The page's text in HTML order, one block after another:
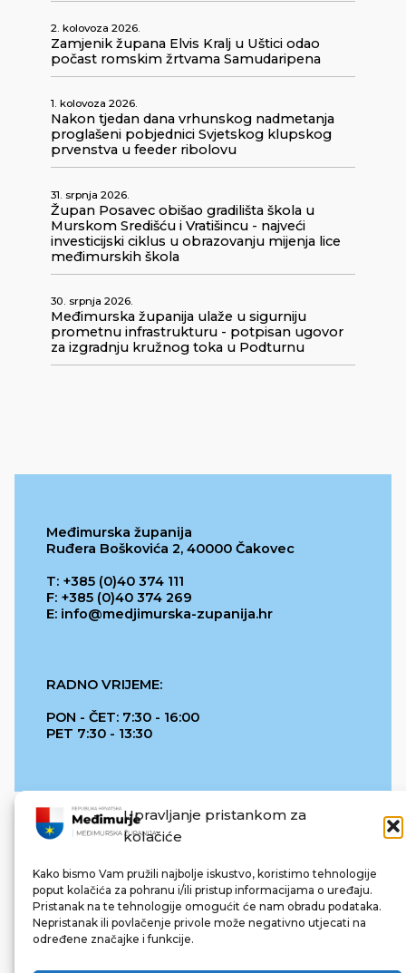
Upravljanje pristankom za
kolačiće
Kako bismo Vam pružili najbolje iskustvo, koristimo tehnologije
poput kolačića za pohranu i/ili pristup informacijama o uređaju.
Pristanak na te tehnologije omogućit će nam obradu podataka.
Nepristanak ili povlačenje privole može negativno utjecati na
određene značajke i funkcije.
2. kolovoza 2026.
Zamjenik župana Elvis Kralj u Uštici odao
počast romskim žrtvama Samudaripena
1. kolovoza 2026.
Nakon tjedan dana vrhunskog nadmetanja
proglašeni pobjednici Svjetskog klupskog
prvenstva u feeder ribolovu
31. srpnja 2026.
Župan Posavec obišao gradilišta škola u
Murskom Središću i Vratišincu - najveći
investicijski ciklus u obrazovanju mijenja lice
međimurskih škola
30. srpnja 2026.
Međimurska županija ulaže u sigurniju
prometnu infrastrukturu - potpisan ugovor
za izgradnju kružnog toka u Podturnu
Međimurska županija
Ruđera Boškovića 2, 40000 Čakovec
T: +385 (0)40 374 111
F: +385 (0)40 374 269
E: info@medjimurska-zupanija.hr
RADNO VRIJEME:
PON - ČET: 7:30 - 16:00
PET 7:30 - 13:30
REPUBLIKA HRVATSKA